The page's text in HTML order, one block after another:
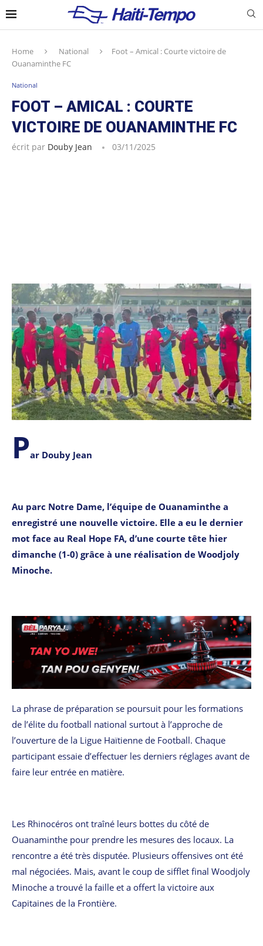
Home National
Foot – Amical : Courte victoire de
Ouanaminthe FC
National
FOOT – AMICAL : COURTE
VICTOIRE DE OUANAMINTHE FC
écrit par Douby Jean 03/11/2025
Par Douby Jean
Au parc Notre Dame, l’équipe de Ouanaminthe a
enregistré une nouvelle victoire. Elle a eu le dernier
mot face au Real Hope FA, d’une courte tête hier
dimanche (1-0) grâce à une réalisation de Woodjoly
Minoche.
La phrase de préparation se poursuit pour les formations
de l’élite du football national surtout à l’approche de
l’ouverture de la Ligue Haïtienne de Football. Chaque
participant essaie d’effectuer les derniers réglages avant de
faire leur entrée en matière.
Les Rhinocéros ont traîné leurs bottes du côté de
Ouanaminthe pour prendre les mesures des locaux. La
rencontre a été très disputée. Plusieurs offensives ont été
mal négociées. Mais, avant le coup de sifflet final Woodjoly
Minoche a trouvé la faille et a offert la victoire aux
Capitaines de la Frontière.